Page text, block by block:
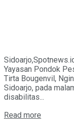
Yayasan Pondok
Tirta Bougenvil,
Sidoarjo, pada
disabilitas...
Read more